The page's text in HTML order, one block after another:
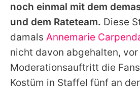
noch einmal mit dem
und dem Rateteam. Diese
damals Annemarie
nicht davon abgehalten, vor
Moderationsauftritt die
Kostüm in Staffel fünf an